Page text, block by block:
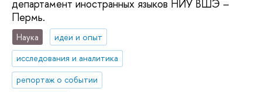
департамент иностранных языков НИУ ВШЭ –
Пермь.
Наука
идеи и опыт
исследования и аналитика
репортаж о событии